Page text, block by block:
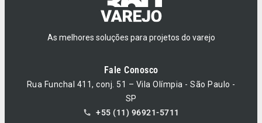
As melhores soluções para projetos do varejo
Fale Conosco
Rua Funchal 411, conj. 51 – Vila Olímpia - São Paulo -
SP
+55 (11) 96921-5711